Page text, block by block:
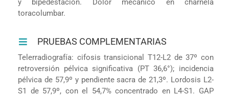
y bipedestación. Dolor mecánico en charnela
toracolumbar.
PRUEBAS COMPLEMENTARIAS
Telerradiografía: cifosis transicional T12-L2 de 37º con
retroversión pélvica significativa (PT 36,6°); incidencia
pélvica de 57,9º y pendiente sacra de 21,3º. Lordosis L2-
S1 de 57,9º, con el 54,7% concentrado en L4-S1. GAP